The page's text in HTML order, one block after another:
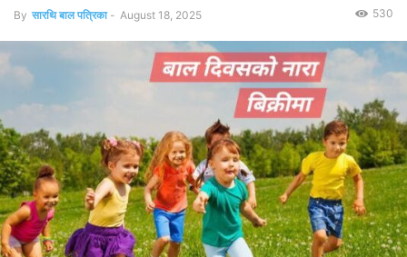
By सारथि बाल पत्रिका - August 18, 2025 530